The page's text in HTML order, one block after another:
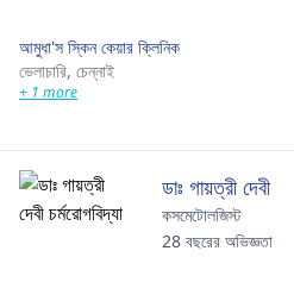
আমুধা'স স্কিন কেয়ার ক্লিনিক
ভেলাচারি, চেন্নাই
+ 1 more
ডাঃ গায়ত্রী দেবী
কসমেটোলজিস্ট
28 বছরের অভিজ্ঞতা